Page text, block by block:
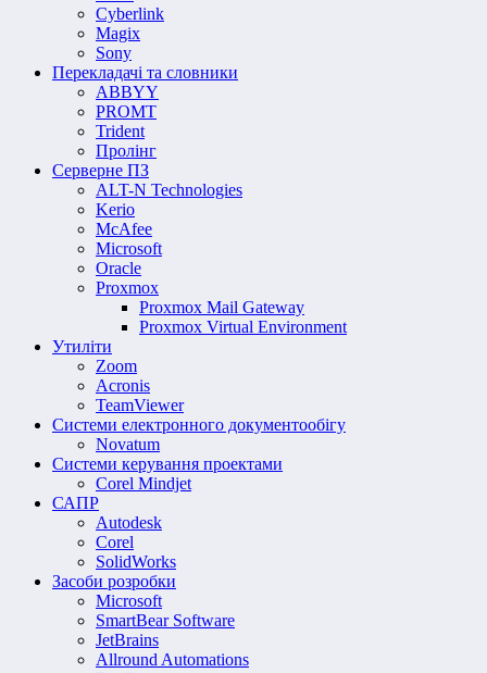
Cyberlink
Magix
Sony
Перекладачі та словники
ABBYY
PROMT
Trident
Пролінг
Серверне ПЗ
ALT-N Technologies
Kerio
McAfee
Microsoft
Oracle
Proxmox
Proxmox Mail Gateway
Proxmox Virtual Environment
Утиліти
Zoom
Acronis
TeamViewer
Системи електронного документообігу
Novatum
Системи керування проектами
Corel Mindjet
САПР
Autodesk
Corel
SolidWorks
Засоби розробки
Microsoft
SmartBear Software
JetBrains
Allround Automations